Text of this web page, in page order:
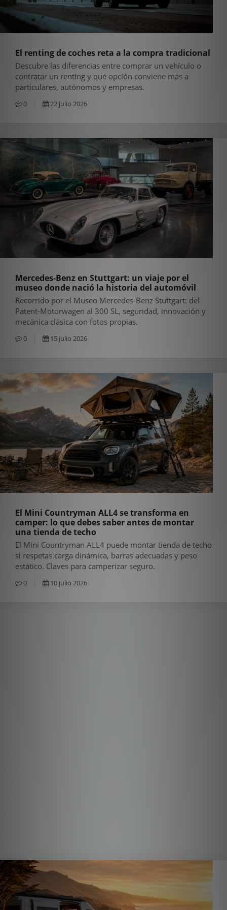
El renting de coches reta a la compra tradicional
Descubre las diferencias entre comprar un vehículo o
contratar un renting y qué opción conviene más a
particulares, autónomos y empresas.
0 22 julio 2026
Mercedes-Benz en Stuttgart: un viaje por el
museo donde nació la historia del automóvil
Recorrido por el Museo Mercedes-Benz Stuttgart: del
Patent-Motorwagen al 300 SL, seguridad, innovación y
mecánica clásica con fotos propias.
0 15 julio 2026
El Mini Countryman ALL4 se transforma en
camper: lo que debes saber antes de montar
una tienda de techo
El Mini Countryman ALL4 puede montar tienda de techo
si respetas carga dinámica, barras adecuadas y peso
estático. Claves para camperizar seguro.
0 10 julio 2026